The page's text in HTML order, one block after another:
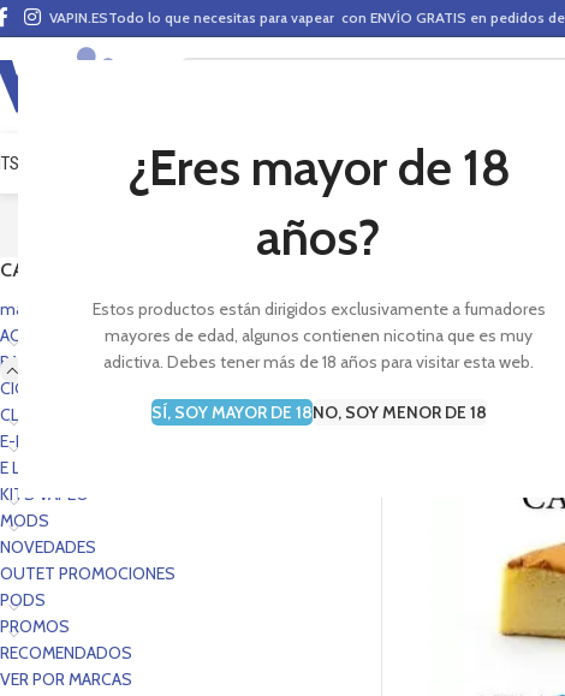
¿Eres mayor de 18
años?
Estos productos están dirigidos exclusivamente a fumadores
mayores de edad, algunos contienen nicotina que es muy
adictiva. Debes tener más de 18 años para visitar esta web.
SÍ, SOY MAYOR DE 18NO, SOY MENOR DE 18
VAPIN.ESTodo lo que necesitas para vapear con ENVÍO GRATIS en pedidos
VAPEO MODS CLAROMIZADORES BASES Y AROMAS (ALQUIMIA)
CATEGORÍAS
mas vendidos portada
ACCESORIOS
BASES Y AROMAS
CIG. E-PEN STYLE
CLAROMIZADORES
E-LÍQUIDOS
E LIQUIDS PORTADA
KITS VAPEO
MODS
NOVEDADES
OUTET PROMOCIONES
PODS
PROMOS
RECOMENDADOS
VER POR MARCAS
Aromas super
sabores en tu vapeador.